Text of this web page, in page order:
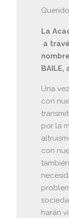
La
a
BAILE,
Una
con
por la
con
harán